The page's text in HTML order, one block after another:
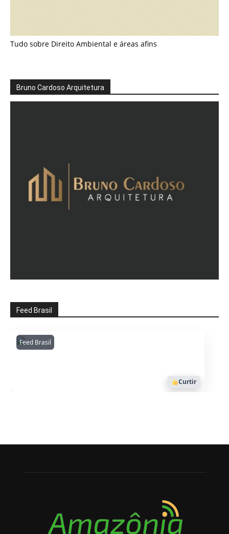
Tudo sobre Direito Ambiental e áreas afins
Bruno Cardoso Arquitetura
Feed Brasil
Feed BrasilAmazonianarede
1053
Curtir